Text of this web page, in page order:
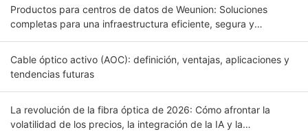
Productos para centros de datos de Weunion: Soluciones
completas para una infraestructura eficiente, segura y
Cable óptico activo (AOC): definición, ventajas, aplicaciones y
tendencias futuras
La revolución de la fibra óptica de 2026: Cómo afrontar la
volatilidad de los precios, la integración de la IA y la